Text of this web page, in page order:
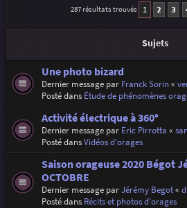
287 résultats trouvés 1 2 3
Sujets
Une photo bizard
Dernier message par Franck Sorin«
Posté dans Étude de phénomènes
Activité électrique à 360°
Dernier message par Eric Pirrotta «
Posté dansVidéos d'orages
Saison orageuse 2020 Bégot
OCTOBRE
Dernier message parJérémy Begot«
Posté dans Récits et photos d'orages